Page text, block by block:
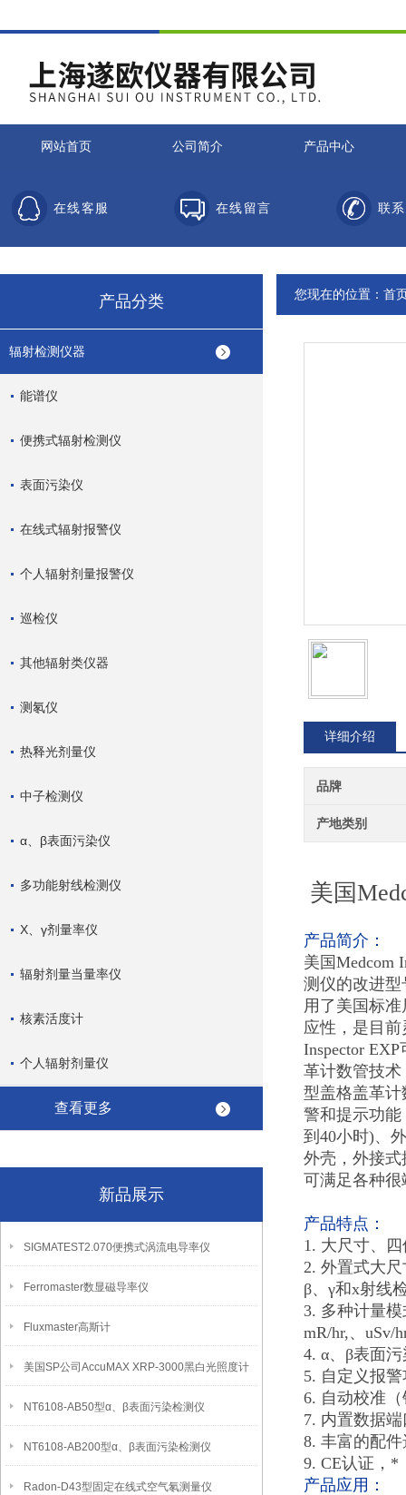
网站首页 公司简介 产品中心
在线客服 在线留言 联
产品分类
辐射检测仪器
能谱仪
便携式辐射检测仪
表面污染仪
在线式辐射报警仪
个人辐射剂量报警仪
巡检仪
其他辐射类仪器
测氡仪
热释光剂量仪
中子检测仪
α、β表面污染仪
多功能射线检测仪
X、γ剂量率仪
辐射剂量当量率仪
核素活度计
个人辐射剂量仪
查看更多
新品展示
SIGMATEST2.070便携式涡流电导率仪
Ferromaster数显磁导率仪
Fluxmaster高斯计
美国SP公司AccuMAX XRP-3000黑白光照度计
NT6108-AB50型α、β表面污染检测仪
NT6108-AB200型α、β表面污染检测仪
Radon-D43型固定在线式空气氡测量仪
您现在的位置： 首
详细介绍
品牌
产地类别
美国
产品简介：
美国Medcom
测仪的改进型
用了美国标
应性，是目
Inspector
革计数管技
型盖格盖革计
警和提示功能
到40小时)、
外壳，外接
可满足各种
产品特点：
1. 大尺寸、
2. 外置式大
β、γ和x射线
3. 多种计量
mR/hr,、uSv/
4. α、β表面
5. 自定义报警
6. 自动校准
7. 内置数据
8. 丰富的配
9. CE认证，*
产品应用：